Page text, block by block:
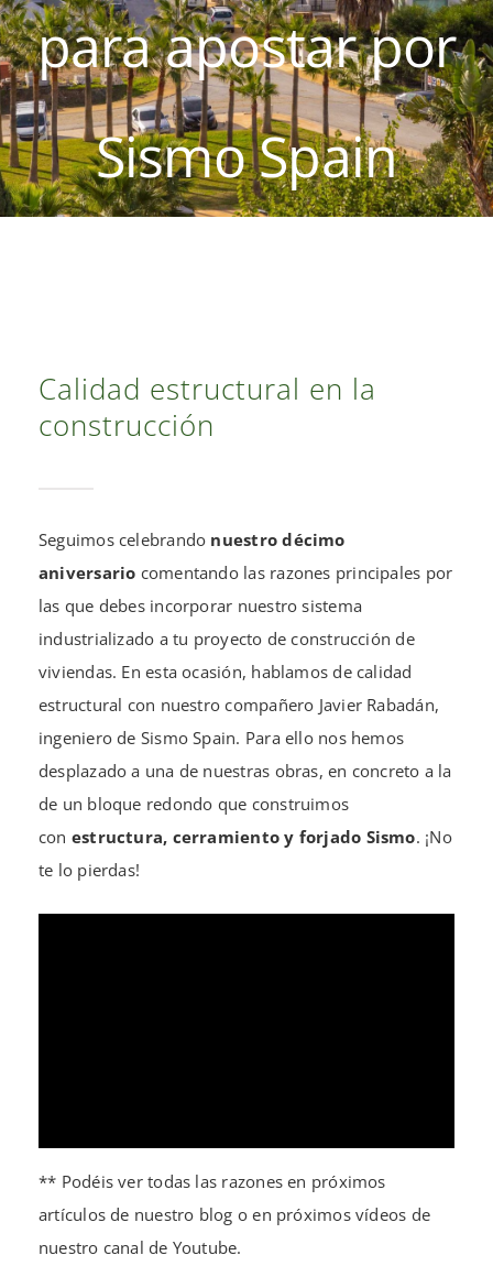
Contacto
para apostar por
Sismo Spain
Calidad estructural en la
construcción
Seguimos celebrando nuestro décimo
aniversario comentando las razones principales por
las que debes incorporar nuestro sistema
industrializado a tu proyecto de construcción de
viviendas. En esta ocasión, hablamos de calidad
estructural con nuestro compañero Javier Rabadán,
ingeniero de Sismo Spain. Para ello nos hemos
desplazado a una de nuestras obras, en concreto a la
de un bloque redondo que construimos
con estructura, cerramiento y forjado Sismo. ¡No
te lo pierdas!
** Podéis ver todas las razones en próximos
artículos de nuestro blog o en próximos vídeos de
nuestro canal de Youtube.